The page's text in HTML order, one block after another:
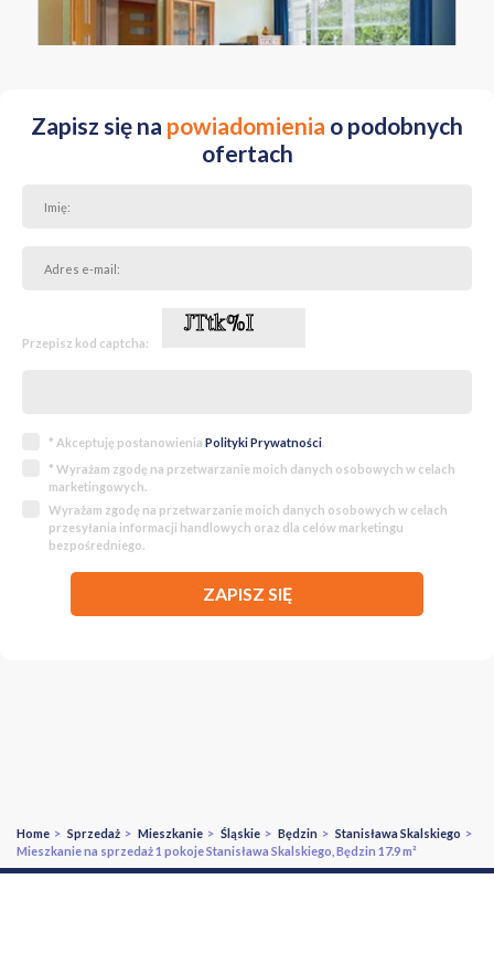
Zapisz się na powiadomienia o podobnych
ofertach
Przepisz kod captcha:
* Akceptuję postanowienia Polityki Prywatności.
* Wyrażam zgodę na przetwarzanie moich danych osobowych w celach
marketingowych.
Wyrażam zgodę na przetwarzanie moich danych osobowych w celach
przesyłania informacji handlowych oraz dla celów marketingu
bezpośredniego.
ZAPISZ SIĘ
Home > Sprzedaż > Mieszkanie > Śląskie > Będzin > Stanisława Skalskiego >
Mieszkanie na sprzedaż 1 pokoje Stanisława Skalskiego, Będzin 17.9 m²